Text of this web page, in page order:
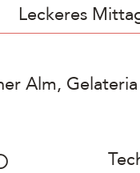
Leckeres
Alm,